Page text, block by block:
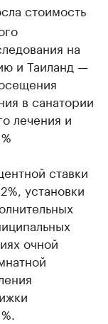
стоимость
на
и Таиланд —
в санатории
лечения и
ставки
установки
очной